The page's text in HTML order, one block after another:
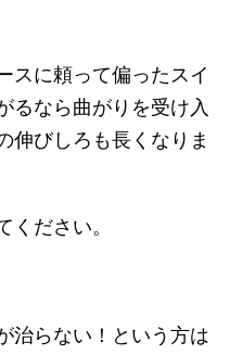
スに頼って偏ったスイ
るなら曲がりを受け入
伸びしろも長くなりま
ください。
治らない！という方は